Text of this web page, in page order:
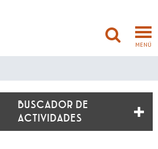
MENÚ
FACULTAD
PREGRADO
BUSCADOR DE
ACTIVIDADES